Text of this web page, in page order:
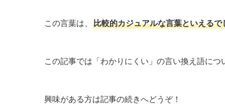
この言葉は、 比較的カジュアルな言葉といえるで
この記事では「わかりにくい」の言い換え語につ
興味がある方は記事の続きへどうぞ！